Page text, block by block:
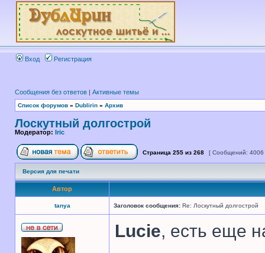
Вход Регистрация
Сообщения без ответов | Активные темы
Список форумов » Dublirin » Архив
Лоскутный долгострой
Модератор: Iric
Страница 255 из 268 [ Сообщений:
Версия для печати
Автор
tanya Заголовок сообщения: Re: Лоскутный долгострой
Lucie, есть еще